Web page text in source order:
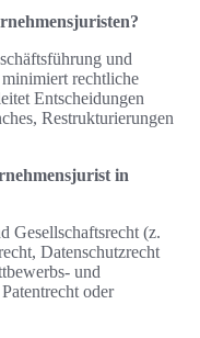
und
rechtliche
Entscheidungen
Restrukturierungen
in
Gesellschaftsrecht (z.
Datenschutzrecht
und
oder